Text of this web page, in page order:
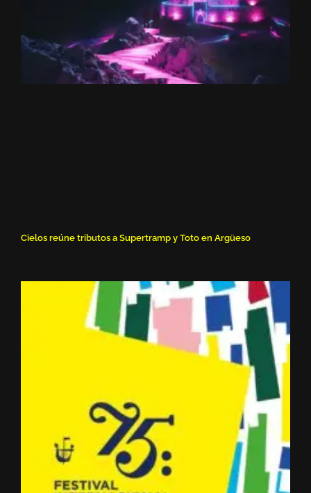
Cielos reúne tributos a Supertramp y Toto en Argüeso